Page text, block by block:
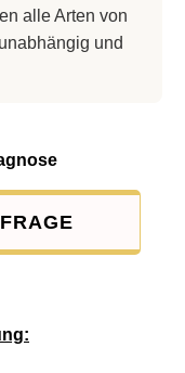
alle Arten von
und